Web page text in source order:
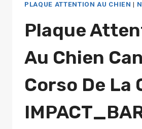
PLAQUE ATTENTION AU CHIEN |
Plaque
Au Chien
Corso De La